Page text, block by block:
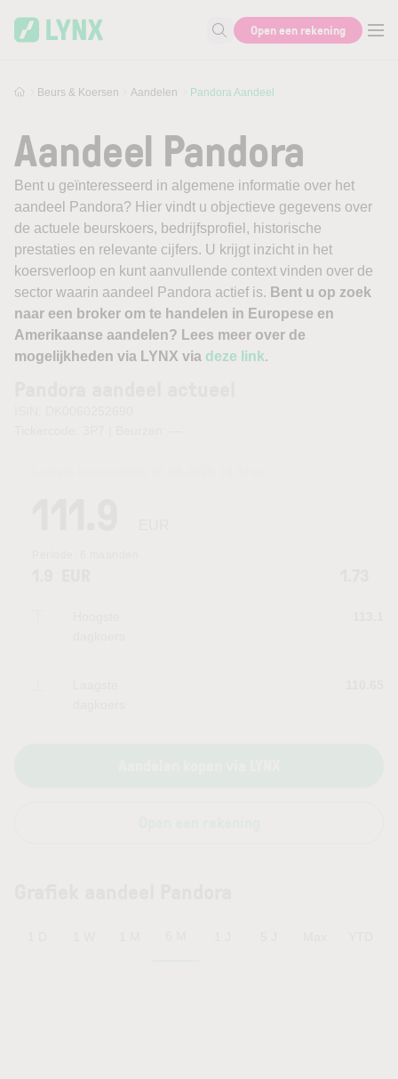
Zoek naar informatie
Open een rekening
Beurs & Koersen Aandelen Pandora Aandeel
Aandeel Pandora
Bent u geïnteresseerd in algemene informatie over het
aandeel Pandora? Hier vindt u objectieve gegevens over
de actuele beurskoers, bedrijfsprofiel, historische
prestaties en relevante cijfers. U krijgt inzicht in het
koersverloop en kunt aanvullende context vinden over de
sector waarin aandeel Pandora actief is. Bent u op zoek
naar een broker om te handelen in Europese en
Amerikaanse aandelen? Lees meer over de
mogelijkheden via LYNX via deze link.